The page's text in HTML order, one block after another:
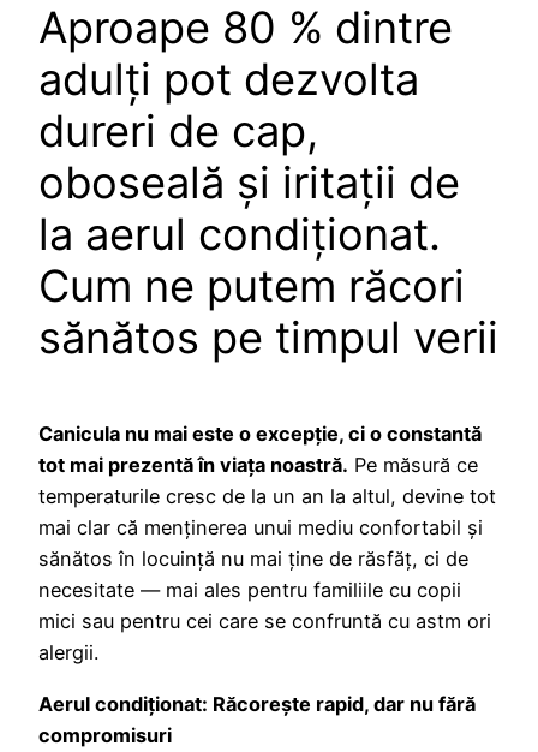
Aproape 80 % dintre
adulți pot dezvolta
dureri de cap,
oboseală și iritații de
la aerul condiționat.
Cum ne putem răcori
sănătos pe timpul verii
Canicula nu mai este o excepție, ci o constantă
tot mai prezentă în viața noastră. Pe măsură ce
temperaturile cresc de la un an la altul, devine tot
mai clar că menținerea unui mediu confortabil și
sănătos în locuință nu mai ține de răsfăț, ci de
necesitate — mai ales pentru familiile cu copii
mici sau pentru cei care se confruntă cu astm ori
alergii.
Aerul condiționat: Răcorește rapid, dar nu fără
compromisuri